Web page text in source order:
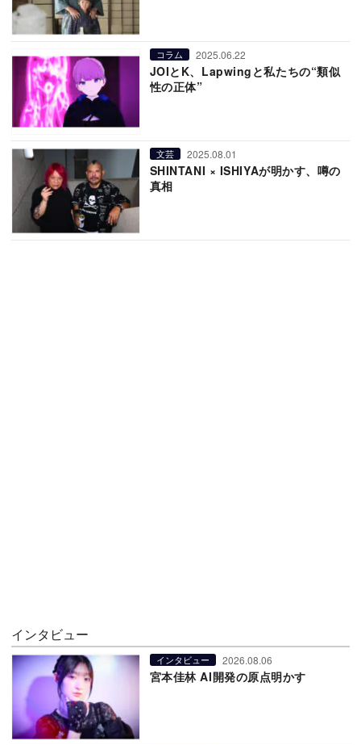
コラム 2025.06.22
JOIとK、Lapwingと私たちの“類似
性の正体”
文芸 2025.08.01
SHINTANI × ISHIYAが明かす、噂の
真相
インタビュー
インタビュー 2026.08.06
宮本佳林 AI開発の原点明かす